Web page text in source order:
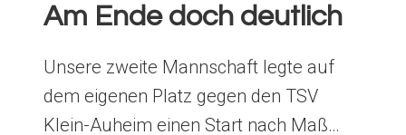
Am Ende doch deutlich
Unsere zweite Mannschaft legte auf
dem eigenen Platz gegen den TSV
Klein-Auheim einen Start nach Maß…